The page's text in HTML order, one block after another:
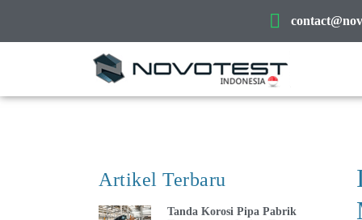
Artikel Terbaru
Tanda Korosi Pipa Pabrik